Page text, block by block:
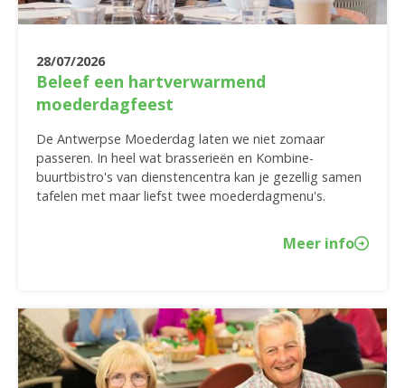
28/07/2026
Beleef een hartverwarmend
moederdagfeest
De Antwerpse Moederdag laten we niet zomaar
passeren. In heel wat brasserieën en Kombine-
buurtbistro's van dienstencentra kan je gezellig samen
tafelen met maar liefst twee moederdagmenu's.
Meer info